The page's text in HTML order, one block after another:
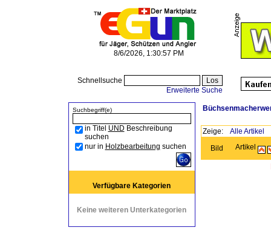
8/6/2026, 1:30:57 PM
Schnellsuche
Erweiterte Suche
Suchbegriff(e)
in Titel UND Beschreibung
suchen
nur in Holzbearbeitung suchen
Verfügbare Kategorien
Keine weiteren Unterkategorien
Zeige: Alle Artikel
Bild
Artikel